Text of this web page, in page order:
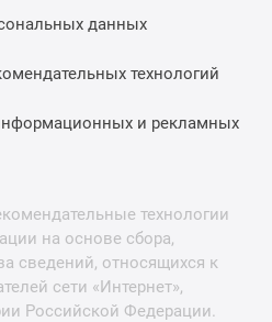
данных
технологий
и рекламных
технологии
на основе сбора,
сведений, относящихся к
сети «Интернет»,
Российской Федерации.